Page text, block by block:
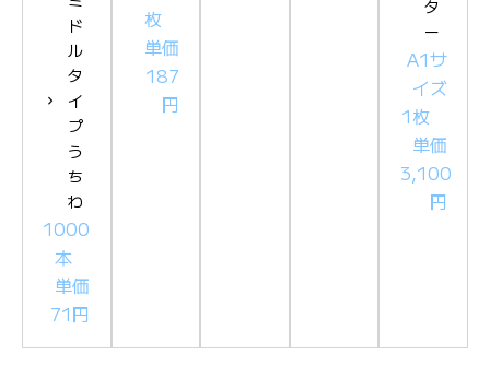
ド
ル
タ
イ
プ
う
ち
わ
1000
本
単価
71円
枚
単価
187
円
タ
ー
A1サ
イズ
1枚
単価
3,100
円